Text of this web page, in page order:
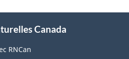
Canada
RNCan